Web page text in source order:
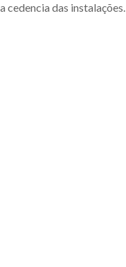
cedencia das instalações.